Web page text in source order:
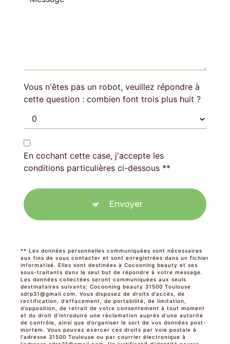
Vous n'êtes pas un robot, veuillez répondre à
cette question : combien font trois plus huit ?
En cochant cette case, j'accepte les
conditions particulières ci-dessous **
Envoyer
** Les données personnelles communiquées sont nécessaires
aux fins de vous contacter et sont enregistrées dans un fichier
informatisé. Elles sont destinées à Cocooning beauty et ses
sous-traitants dans le seul but de répondre à votre message.
Les données collectées seront communiquées aux seuls
destinataires suivants: Cocooning beauty 31500 Toulouse
sdrp31@gmail.com. Vous disposez de droits d’accès, de
rectification, d’effacement, de portabilité, de limitation,
d’opposition, de retrait de votre consentement à tout moment
et du droit d’introduire une réclamation auprès d’une autorité
de contrôle, ainsi que d’organiser le sort de vos données post-
mortem. Vous pouvez exercer ces droits par voie postale à
l'adresse 31500 Toulouse ou par courrier électronique à